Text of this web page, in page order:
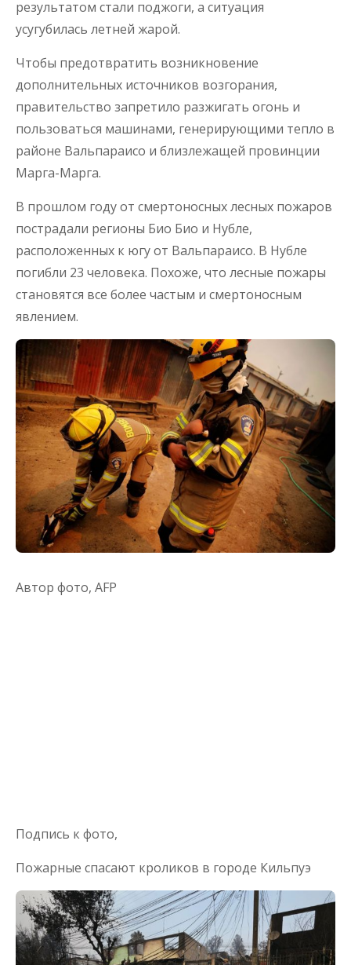
результатом стали поджоги, а ситуация
усугубилась летней жарой.
Чтобы предотвратить возникновение
дополнительных источников возгорания,
правительство запретило разжигать огонь и
пользоваться машинами, генерирующими тепло в
районе Вальпараисо и близлежащей провинции
Марга-Марга.
В прошлом году от смертоносных лесных пожаров
пострадали регионы Био Био и Нубле,
расположенных к югу от Вальпараисо. В Нубле
погибли 23 человека. Похоже, что лесные пожары
становятся все более частым и смертоносным
явлением.
Автор фото, AFP
Подпись к фото,
Пожарные спасают кроликов в городе Кильпуэ